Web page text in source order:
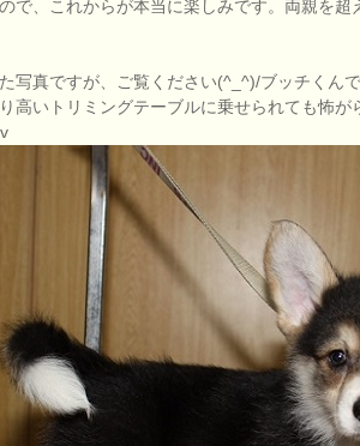
で、これからが本当に楽しみです。両親を
写真ですが、ご覧ください(^_^)/ブッチくん
高いトリミングテーブルに乗せられても怖